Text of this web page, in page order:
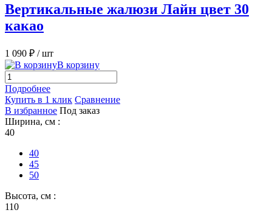
Вертикальные жалюзи Лайн цвет 30
какао
1 090 ₽ / шт
В корзину
Подробнее
Купить в 1 клик Сравнение
В избранное Под заказ
Ширина, см :
40
40
45
50
Высота, см :
110